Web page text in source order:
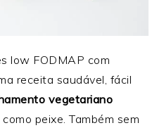
low FODMAP com
receita saudável, fácil
vegetariano
peixe. Também sem